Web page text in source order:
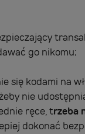
go nikomu;
się kodami na
nie
ręce, trzeba
dokonać